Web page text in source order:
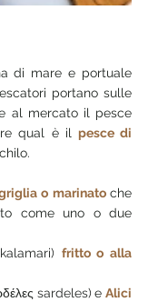
di mare e portuale
portano sulle
al mercato il pesce
qual è il pesce di
o marinato che
come uno o due
fritto o alla
sardeles) e Alici